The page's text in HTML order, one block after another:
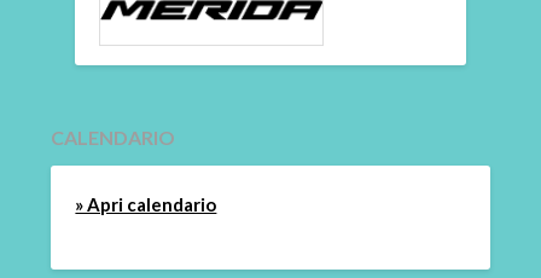
CALENDARIO
» Apri calendario